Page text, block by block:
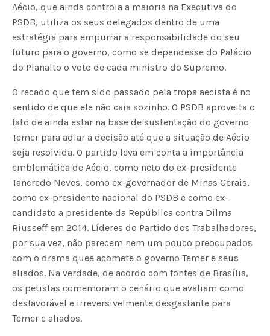
Aécio, que ainda controla a maioria na Executiva do
PSDB, utiliza os seus delegados dentro de uma
estratégia para empurrar a responsabilidade do seu
futuro para o governo, como se dependesse do Palácio
do Planalto o voto de cada ministro do Supremo.
O recado que tem sido passado pela tropa aecista é no
sentido de que ele não caia sozinho. O PSDB aproveita o
fato de ainda estar na base de sustentação do governo
Temer para adiar a decisão até que a situação de Aécio
seja resolvida. O partido leva em conta a importância
emblemática de Aécio, como neto do ex-presidente
Tancredo Neves, como ex-governador de Minas Gerais,
como ex-presidente nacional do PSDB e como ex-
candidato a presidente da República contra Dilma
Riusseff em 2014. Líderes do Partido dos Trabalhadores,
por sua vez, não parecem nem um pouco preocupados
com o drama quee acomete o governo Temer e seus
aliados. Na verdade, de acordo com fontes de Brasília,
os petistas comemoram o cenário que avaliam como
desfavorável e irreversivelmente desgastante para
Temer e aliados.